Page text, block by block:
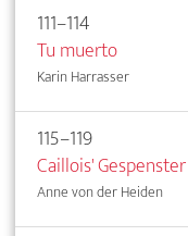
111–114
Tu muerto
Karin Harrasser
115–119
Caillois' Gespenster
Anne von der Heiden